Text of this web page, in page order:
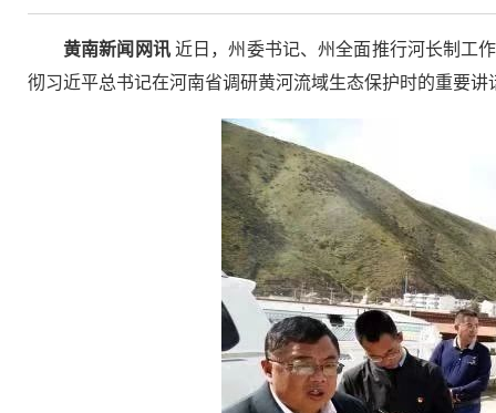
黄南新闻网讯近日，州委书记、州全面推行河长制工
彻习近平总书记在河南省调研黄河流域生态保护时的重要